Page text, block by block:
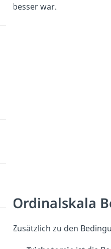
besser war.
Ordinalskala
Zusätzlich zu den